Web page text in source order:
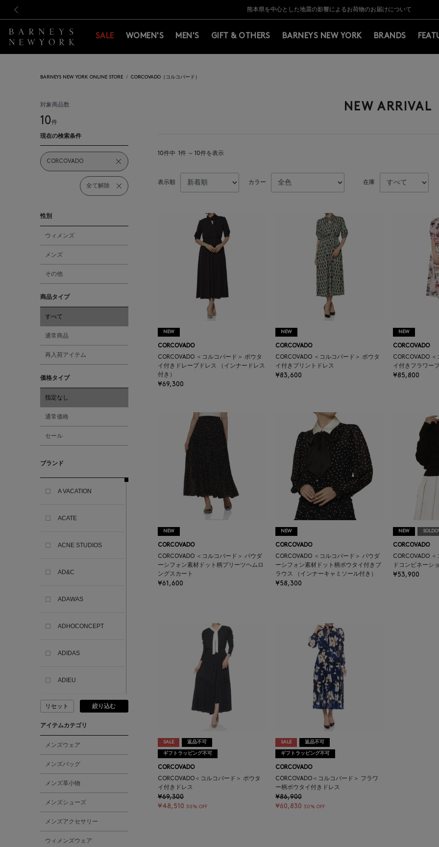
新規登録のお客様も対象！＜MY BARNEYS＞会員のお客様は11,000円（税込）以上のお買上げで常時送料無料
【夏季休業に伴う返品・交換承り一時停止のお知らせ】（2026.8.5）
熊本県を中心とした地震の影響によるお荷物のお届けについて
【開催中】SUMMER SALEのご案内・ご注意事項
新規登録のお客様も対象！＜MY BARNEYS＞会員のお客様は11,000円（税込）以上のお買上げで常時送料無料
【夏季休業に伴う返品・交換承り一時停止のお知らせ】（2026.8.5）
SALE WOMEN'S MEN'S GIFT & OTHERS BARNEYS NEW YORK BRANDS
BARNEYS NEW YORK ONLINE STORE CORCOVADO（コルコバード）
対象商品数
10件
現在の検索条件
CORCOVADO
全て解除
性別
ウィメンズ
メンズ
その他
商品タイプ
すべて
通常商品
再入荷アイテム
価格タイプ
指定なし
通常価格
セール
ブランド
A VACATION
ACATE
ACNE STUDIOS
AD&C
ADAWAS
ADHOCONCEPT
ADIDAS
ADIEU
ADLIN HUE
ADVISORY BOARD
CRYSTALS
AKIKO OGAWA.
リセット 絞り込む
アイテムカテゴリ
メンズウェア
メンズバッグ
メンズ革小物
メンズシューズ
メンズアクセサリー
ウィメンズウェア
NEW ARRIVAL
10件中 1件 ～ 10件を表示
表示順 カラー 在庫
NEW
CORCOVADO
CORCOVADO ＜コルコバード＞ ボウタ
イ付きドレープドレス （インナードレス
付き）
¥69,300
NEW
CORCOVADO
CORCOVADO ＜コルコバード＞ ボウタ
イ付きプリントドレス
¥83,600
NEW
CORCOVADO
CORCOVADO
イ付きフラワー
¥85,800
NEW
CORCOVADO
CORCOVADO ＜コルコバード＞ パウダ
ーシフォン素材ドット柄プリーツヘムロ
ングスカート
¥61,600
NEW
CORCOVADO
CORCOVADO ＜コルコバード＞ パウダ
ーシフォン素材ドット柄ボウタイ付きブ
ラウス （インナーキャミソール付き）
¥58,300
NEW
CORCOVADO
CORCOVADO
ドコンビネーシ
¥53,900
SALE 返品不可
ギフトラッピング不可
CORCOVADO
CORCOVADO＜コルコバード＞ ボウタ
イ付きドレス
¥69,300
¥48,510 30% OFF
SALE 返品不可
ギフトラッピング不可
CORCOVADO
CORCOVADO＜コルコバード＞ フラワ
ー柄ボウタイ付きドレス
¥86,900
¥60,830 30% OFF